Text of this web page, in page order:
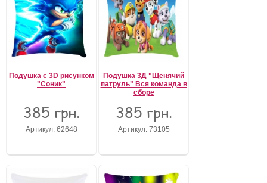
Запомнить меня
Забыли пароль?
Забыли имя пользователя (логин)?
Подушка c 3D рисунком
"Соник"
385 грн.
Артикул: 62648
Подушка 3Д "Щенячий
патруль" Вся команда в
сборе
385 грн.
Артикул: 73105